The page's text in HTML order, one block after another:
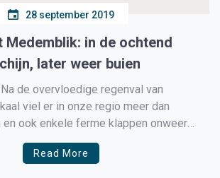
28 september 2019
Medemblik: in de ochtend
later weer buien
de overvloedige regenval van
viel er in onze regio meer dan
ook enkele ferme klappen onweer
brandweer enkele keren moest
wateroverlast, gaan wij vandaag
Read More